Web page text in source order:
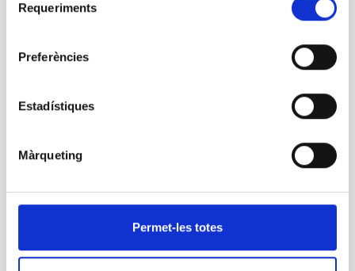
Requeriments
Preferències
Estadístiques
Màrqueting
Permet-les totes
Primera Fase Convocatòria Llicenciat/da
en dret per Responsable Contractació
Resultat Primera Fase Convocatòria Llicenciat/da en dret per
Responsable Contractació
Primera Fase Convocatòria Tècnic
16 DE SETEMBRE 2021
Resultat Primera Fase Convocatòria Facultatiu Tècnic Anatomia